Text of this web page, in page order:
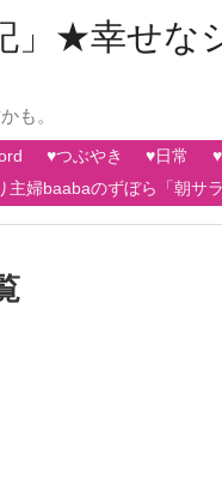
」★幸せな
も。
♥つぶやき ♥日常
主婦baabaのずぼら「朝サ